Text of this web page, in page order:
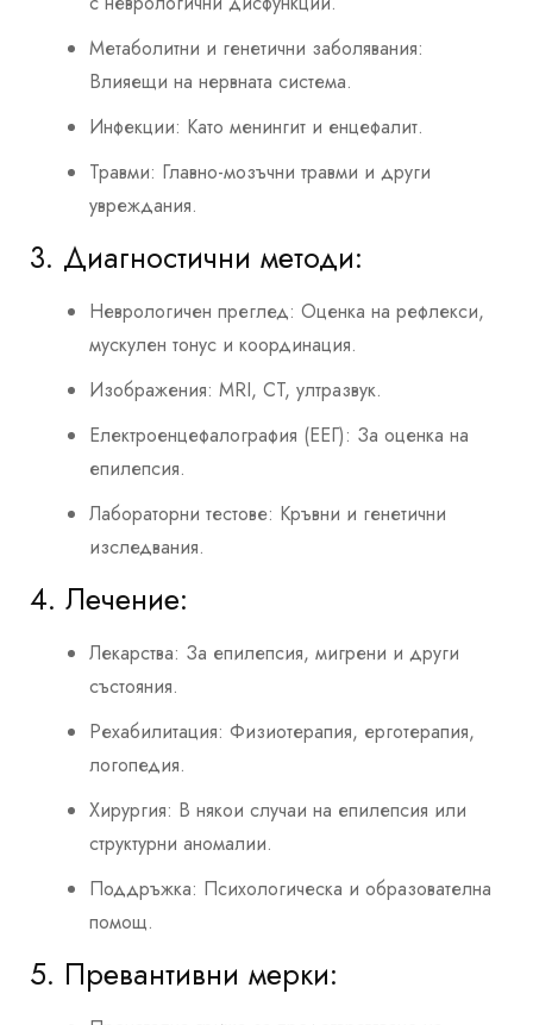
Метаболитни и генетични заболявания:
Влияещи на нервната система.
Инфекции: Като менингит и енцефалит.
Травми: Главно-мозъчни травми и други
увреждания.
3. Диагностични методи:
Неврологичен преглед: Оценка на рефлекси,
мускулен тонус и координация.
Изображения: MRI, CT, ултразвук.
Електроенцефалография (ЕЕГ): За оценка на
епилепсия.
Лабораторни тестове: Кръвни и генетични
изследвания.
4. Лечение:
Лекарства: За епилепсия, мигрени и други
състояния.
Рехабилитация: Физиотерапия, ерготерапия,
логопедия.
Хирургия: В някои случаи на епилепсия или
структурни аномалии.
Поддръжка: Психологическа и образователна
помощ.
5. Превантивни мерки: